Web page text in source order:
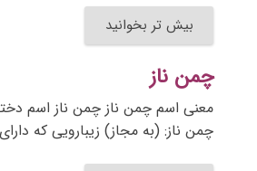
بیش تر بخوانید
چمن ناز
معنی اسم چمن ناز چمن ناز اسم
چمن ناز: (به مجاز) زیبارویی که